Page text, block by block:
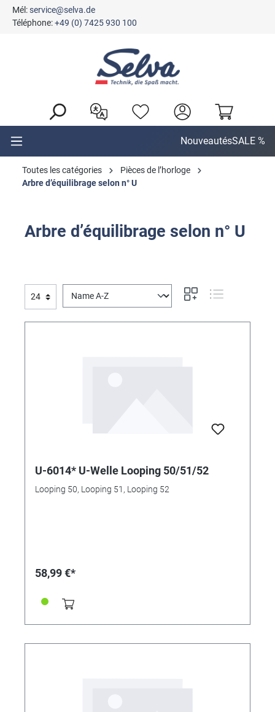
principal
Mél:service@selva.de
Téléphone:+49 (0) 7425 930 100
NouveautésSALE %
Toutes les catégories
Pièces de l’horloge
Arbre d’équilibrage selon n° U
Arbre d’équilibrage selon n° U
U-6014* U-Welle Looping 50/51/52
Looping 50, Looping 51, Looping 52
58,99 €*